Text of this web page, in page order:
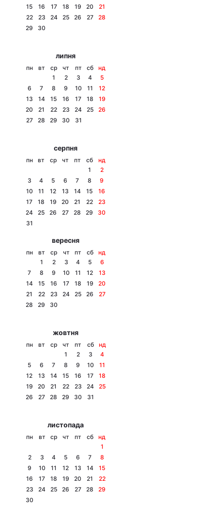
Екологія
Інтерв'ю
Архів
Тема оформлення
15
16 17 18 19 20
21
22
23 24 25 26 27
28
29
30
липня
пн вт ср чт пт сб
нд
1
2 3 4
5
6
7 8 9 10 11
12
13
14 15 16 17 18
19
20
21 22 23 24 25
26
27
28 29 30 31
серпня
пн вт ср чт пт сб
нд
1
2
3
4 5 6 7 8
9
10
11 12 13 14 15
16
17
18 19 20 21 22
23
24
25 26 27 28 29
30
31
вересня
пн вт ср чт пт сб
нд
1
2 3 4 5
6
7
8 9 10 11 12
13
14
15 16 17 18 19
20
21
22 23 24 25 26
27
28
29 30
жовтня
пн вт ср чт пт сб
нд
1
2 3
4
5
6 7 8 9 10
11
12
13 14 15 16 17
18
19
20 21 22 23 24
25
26
27 28 29 30 31
листопада
пн вт ср чт пт сб
нд
1
2
3 4 5 6 7
8
9
10 11 12 13 14
15
16
17 18 19 20 21
22
23
24 25 26 27 28
29
30